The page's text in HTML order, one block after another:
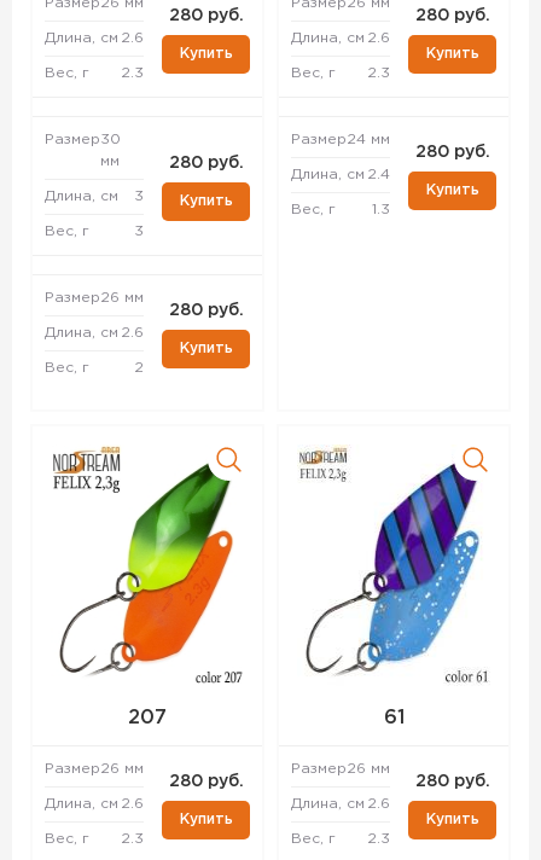
Размер26 мм
Длина, см 2.6
Вес, г 2.3
280 руб.
Купить
Размер30
мм
Длина, см 3
Вес, г 3
280 руб.
Купить
Размер26 мм
Длина, см 2.6
Вес, г 2
280 руб.
Купить
Размер26 мм
Длина, см 2.6
Вес, г 2.3
280 руб.
Купить
Размер24 мм
Длина, см 2.4
Вес, г 1.3
280 руб.
Купить
207
Размер26 мм
Длина, см 2.6
Вес, г 2.3
280 руб.
Купить
61
Размер26 мм
Длина, см 2.6
Вес, г 2.3
280 руб.
Купить